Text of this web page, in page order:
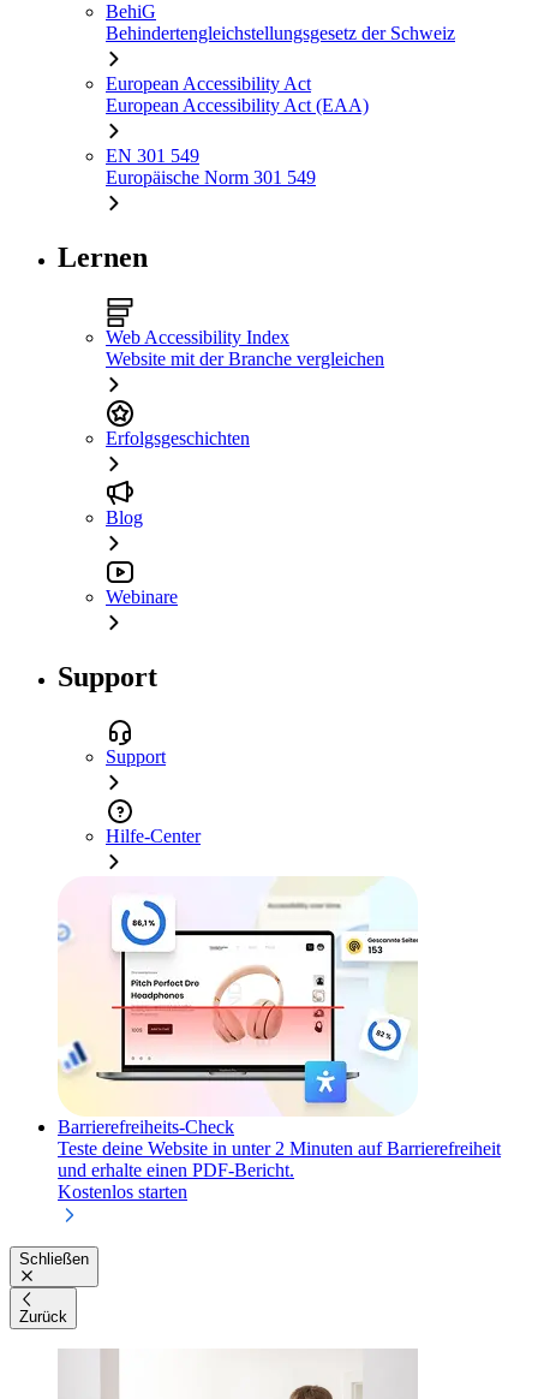
BehiG
Behindertengleichstellungsgesetz der Schweiz
European Accessibility Act
European Accessibility Act (EAA)
EN 301 549
Europäische Norm 301 549
Lernen
Web Accessibility Index
Website mit der Branche vergleichen
Erfolgsgeschichten
Blog
Webinare
Support
Support
Hilfe-Center
Barrierefreiheits-Check
Teste deine Website in unter 2 Minuten auf Barrierefreiheit
und erhalte einen PDF-Bericht.
Kostenlos starten
Schließen
Zurück